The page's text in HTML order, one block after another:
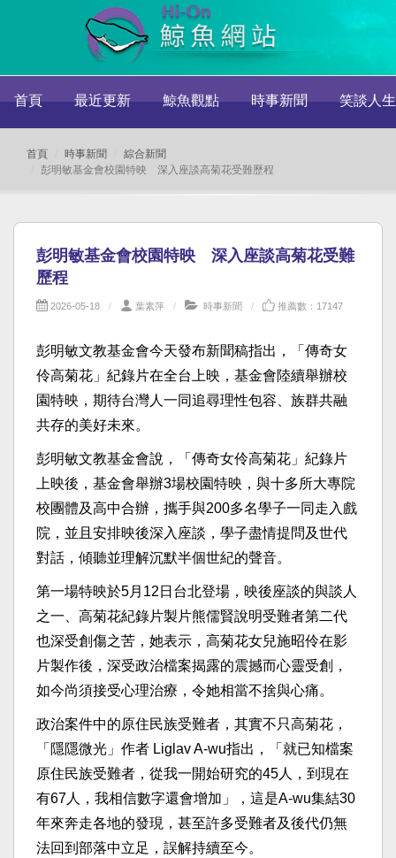
首頁 最近更新 鯨魚觀點 時事新聞 笑談人生
首頁 時事新聞
綜合新聞
彭明敏基金會校園特映 深入座談高菊花受難歷程
彭明敏基金會校園特映 深入座談高菊花受難
歷程
2026-05-18 葉素萍 時事新聞 推薦數：17147
彭明敏文教基金會今天發布新聞稿指出，「傳奇女
伶高菊花」紀錄片在全台上映，基金會陸續舉辦校
園特映，期待台灣人一同追尋理性包容、族群共融
共存的美好未來。
彭明敏文教基金會說，「傳奇女伶高菊花」紀錄片
上映後，基金會舉辦3場校園特映，與十多所大專院
校團體及高中合辦，攜手與200多名學子一同走入戲
院，並且安排映後深入座談，學子盡情提問及世代
對話，傾聽並理解沉默半個世紀的聲音。
第一場特映於5月12日台北登場，映後座談的與談人
之一、高菊花紀錄片製片熊儒賢說明受難者第二代
也深受創傷之苦，她表示，高菊花女兒施昭伶在影
片製作後，深受政治檔案揭露的震撼而心靈受創，
如今尚須接受心理治療，令她相當不捨與心痛。
政治案件中的原住民族受難者，其實不只高菊花，
「隱隱微光」作者 Liglav A-wu指出，「就已知檔案
原住民族受難者，從我一開始研究的45人，到現在
有67人，我相信數字還會增加」，這是A-wu集結30
年來奔走各地的發現，甚至許多受難者及後代仍無
法回到部落中立足，誤解持續至今。